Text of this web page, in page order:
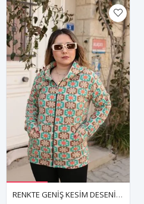
RENKTE GENİŞ KESİM DESENİ POLAR CEKET